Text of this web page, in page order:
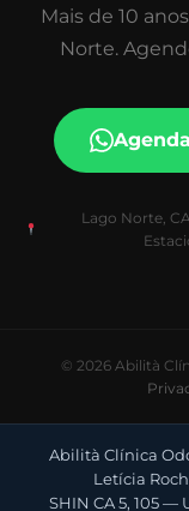
Mais de 10
Norte.
Lago Norte,
© 2026 Abilità
Abilità Clínica
Letícia
SHIN CA 5, 105 —